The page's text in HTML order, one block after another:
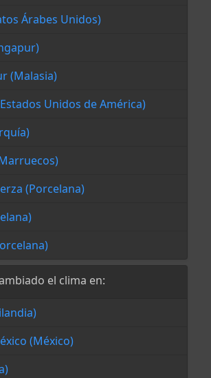
Árabes Unidos)
(Malasia)
Unidos de América)
(Porcelana)
el clima en:
(México)